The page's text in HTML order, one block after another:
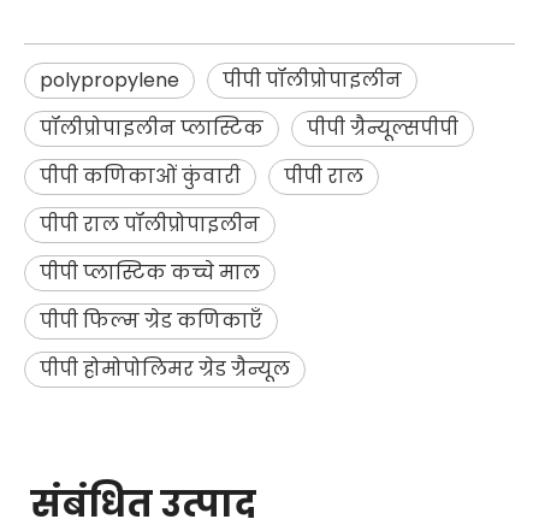
polypropylene
पीपी पॉलीप्रोपाइलीन
पॉलीप्रोपाइलीन प्लास्टिक
पीपी ग्रैन्यूल्सपीपी
पीपी कणिकाओं कुंवारी
पीपी राल
पीपी राल पॉलीप्रोपाइलीन
पीपी प्लास्टिक कच्चे माल
पीपी फिल्म ग्रेड कणिकाएँ
पीपी होमोपोलिमर ग्रेड ग्रैन्यूल
संबंधित उत्पाद